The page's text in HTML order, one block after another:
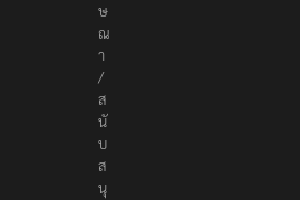
ษ
ณ
า
/
ส
นั
บ
ส
นุ